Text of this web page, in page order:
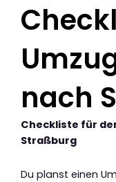
nach
Checkliste für
Straßburg
Du planst einen